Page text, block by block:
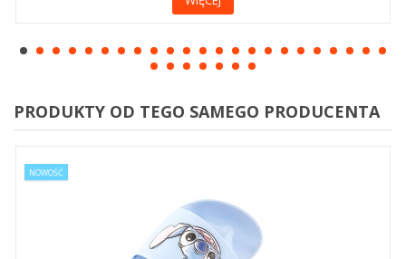
PRODUKTY OD TEGO SAMEGO PRODUCENTA
NOWOŚĆ